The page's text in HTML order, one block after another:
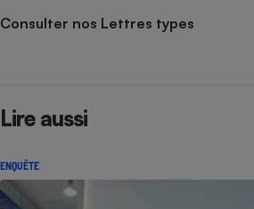
Consulter nos Lettres types
Lire aussi
ENQUÊTE